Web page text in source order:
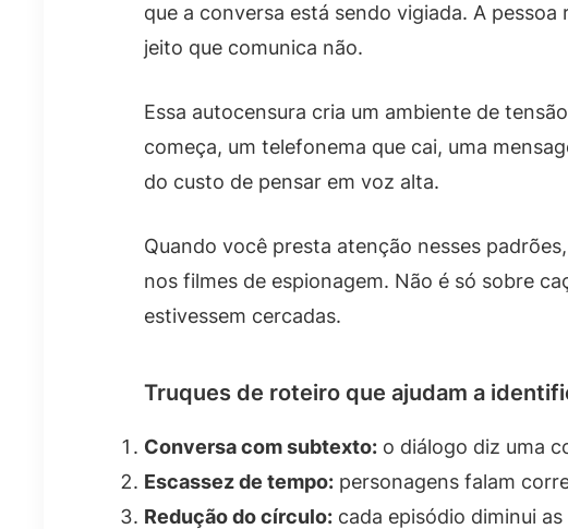
que a conversa está sendo vigiada. A
jeito que comunica não.
Essa autocensura cria um ambiente de
começa, um telefonema que cai, uma
do custo de pensar em voz alta.
Quando você presta atenção nesses
nos filmes de espionagem. Não é só sobre
estivessem cercadas.
Truques de roteiro que ajudam a
Conversa com subtexto: o diálogo diz uma
Escassez de tempo: personagens falam
Redução do círculo: cada episódio diminui